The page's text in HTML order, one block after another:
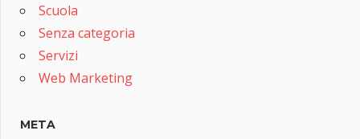
Scuola
Senza categoria
Servizi
Web Marketing
META